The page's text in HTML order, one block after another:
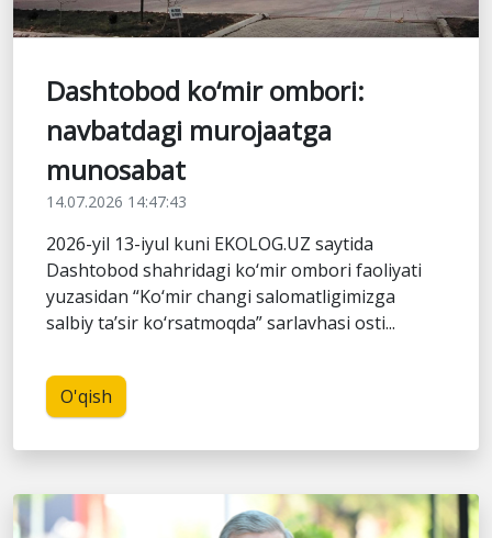
Dashtobod ko‘mir ombori:
navbatdagi murojaatga
munosabat
14.07.2026 14:47:43
2026-yil 13-iyul kuni EKOLOG.UZ saytida
Dashtobod shahridagi ko‘mir ombori faoliyati
yuzasidan “Ko‘mir changi salomatligimizga
salbiy ta’sir ko‘rsatmoqda” sarlavhasi osti...
O'qish